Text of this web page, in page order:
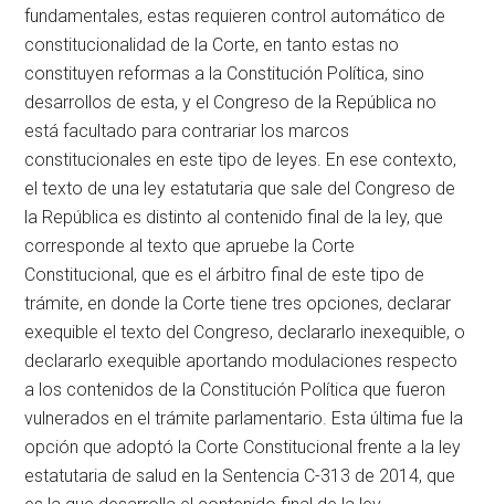
fundamentales, estas requieren control automático de
constitucionalidad de la Corte, en tanto estas no
constituyen reformas a la Constitución Política, sino
desarrollos de esta, y el Congreso de la República no
está facultado para contrariar los marcos
constitucionales en este tipo de leyes. En ese contexto,
el texto de una ley estatutaria que sale del Congreso de
la República es distinto al contenido final de la ley, que
corresponde al texto que apruebe la Corte
Constitucional, que es el árbitro final de este tipo de
trámite, en donde la Corte tiene tres opciones, declarar
exequible el texto del Congreso, declararlo inexequible, o
declararlo exequible aportando modulaciones respecto
a los contenidos de la Constitución Política que fueron
vulnerados en el trámite parlamentario. Esta última fue la
opción que adoptó la Corte Constitucional frente a la ley
estatutaria de salud en la Sentencia C-313 de 2014, que